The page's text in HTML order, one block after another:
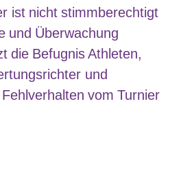
ist nicht stimmberechtigt
und Überwachung
die Befugnis Athleten,
und
vom Turnier